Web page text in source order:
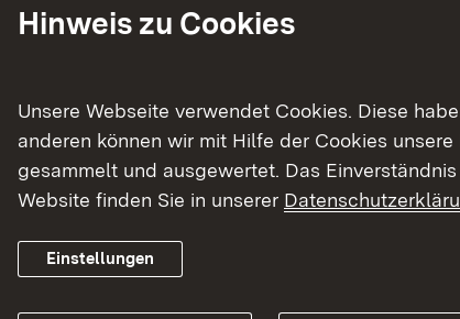
Hinweis zu Cookies
Unsere Webseite verwendet Cookies. Diese
anderen können wir mit Hilfe der Cookies
gesammelt und ausgewertet. Das
Website finden Sie in unserer
Einstellungen